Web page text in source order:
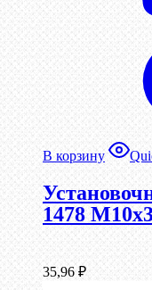
В корзину
1478
35,96 ₽